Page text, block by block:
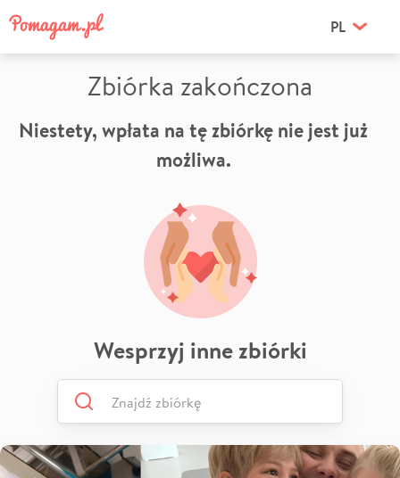
PL
Zbiórka zakończona
Niestety, wpłata na tę zbiórkę nie jest już
możliwa.
Wesprzyj inne zbiórki